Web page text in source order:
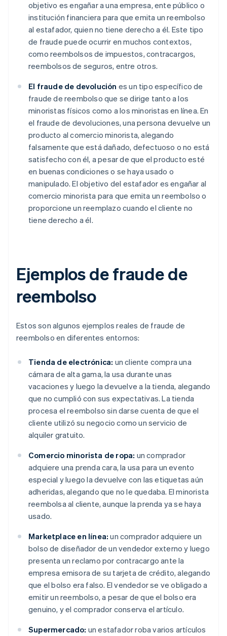
objetivo es engañar a una empresa, ente público o
institución financiera para que emita un reembolso
al estafador, quien no tiene derecho a él. Este tipo
de fraude puede ocurrir en muchos contextos,
como reembolsos de impuestos, contracargos,
reembolsos de seguros, entre otros.
El fraude de devolución es un tipo específico de
fraude de reembolso que se dirige tanto a los
minoristas físicos como a los minoristas en línea. En
el fraude de devoluciones, una persona devuelve un
producto al comercio minorista, alegando
falsamente que está dañado, defectuoso o no está
satisfecho con él, a pesar de que el producto esté
en buenas condiciones o se haya usado o
manipulado. El objetivo del estafador es engañar al
comercio minorista para que emita un reembolso o
proporcione un reemplazo cuando el cliente no
tiene derecho a él.
Ejemplos de fraude de
reembolso
Estos son algunos ejemplos reales de fraude de
reembolso en diferentes entornos:
Tienda de electrónica: un cliente compra una
cámara de alta gama, la usa durante unas
vacaciones y luego la devuelve a la tienda, alegando
que no cumplió con sus expectativas. La tienda
procesa el reembolso sin darse cuenta de que el
cliente utilizó su negocio como un servicio de
alquiler gratuito.
Comercio minorista de ropa: un comprador
adquiere una prenda cara, la usa para un evento
especial y luego la devuelve con las etiquetas aún
adheridas, alegando que no le quedaba. El minorista
reembolsa al cliente, aunque la prenda ya se haya
usado.
Marketplace en línea: un comprador adquiere un
bolso de diseñador de un vendedor externo y luego
presenta un reclamo por contracargo ante la
empresa emisora de su tarjeta de crédito, alegando
que el bolso era falso. El vendedor se ve obligado a
emitir un reembolso, a pesar de que el bolso era
genuino, y el comprador conserva el artículo.
Supermercado: un estafador roba varios artículos